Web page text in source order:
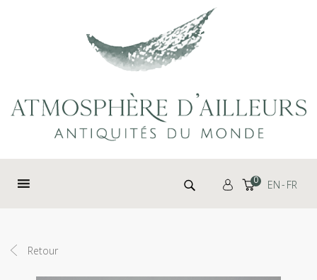
Rechercher : 0 EN FR
Retour